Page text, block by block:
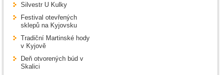
Silvestr U Kulky
Festival otevřených
sklepů na Kyjovsku
Tradiční Martinské hody
v Kyjově
Deň otvorených búd v
Skalici